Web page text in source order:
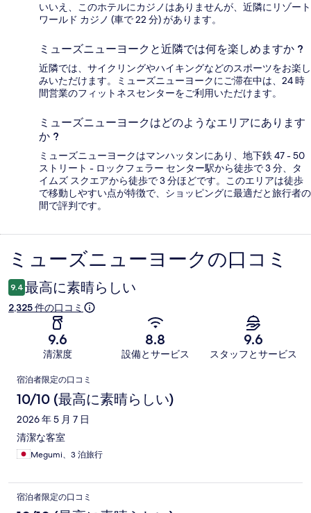
いいえ、このホテルにカジノはありませんが、近隣にリゾート
ワールド カジノ (車で 22 分) があります。
ミューズニューヨークと近隣では何を楽しめますか ?
近隣では、サイクリングやハイキングなどのスポーツをお楽し
みいただけます。ミューズニューヨークにご滞在中は、24 時
間営業のフィットネスセンターをご利用いただけます。
ミューズニューヨークはどのようなエリアにあります
か ?
ミューズニューヨークはマンハッタンにあり、地下鉄 47 - 50
ストリート - ロックフェラー センター駅から徒歩で 3 分、タ
イムズ スクエアから徒歩で 3 分ほどです。このエリアは徒歩
で移動しやすい点が特徴で、ショッピングに最適だと旅行者の
間で評判です。
口
コ
ミ
ミューズニューヨークの口コミ
9.4 最高に素晴らしい
2,325 件の口コミ
9.6
清潔度
8.8
設備とサービス
9.6
スタッフとサービス
口
コ
ミ
宿泊者限定の口コミ
10/10 (最高に素晴らしい)
2026 年 5 月 7 日
清潔な客室
Megumi、3 泊旅行
宿泊者限定の口コミ